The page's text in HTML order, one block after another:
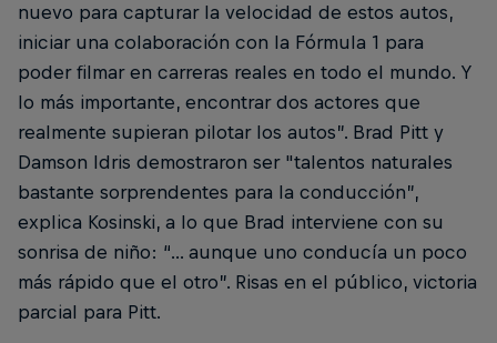
nuevo para capturar la velocidad de estos autos,
iniciar una colaboración con la Fórmula 1 para
poder filmar en carreras reales en todo el mundo. Y
lo más importante, encontrar dos actores que
realmente supieran pilotar los autos”. Brad Pitt y
Damson Idris demostraron ser "talentos naturales
bastante sorprendentes para la conducción”,
explica Kosinski, a lo que Brad interviene con su
sonrisa de niño: “... aunque uno conducía un poco
más rápido que el otro”. Risas en el público, victoria
parcial para Pitt.